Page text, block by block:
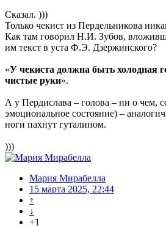
Сказал. )))
Только чекист из Пердельникова
Как там говорил Н.И. Зубов,
им текст в уста Ф.Э. Дзержинского?
«У чекиста должна быть холодная
чистые руки».
А у Пердислава – голова – ни о чем,
эмоциональное состояние) –
ноги пахнут гуталином.
)))
Мария Мирабелла
15 марта 2025, 22:44
↑
↓
+1